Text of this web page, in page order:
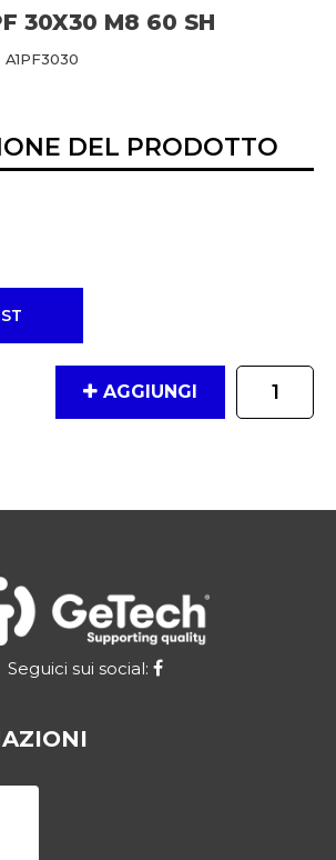
30X30 M8 60 SH
A1PF3030
DEL PRODOTTO
AGGIUNGI
Seguici sui social: